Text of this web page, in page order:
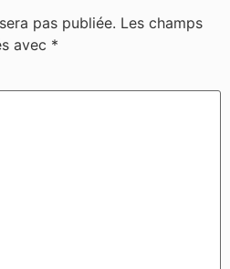
pas publiée. Les champs
avec *